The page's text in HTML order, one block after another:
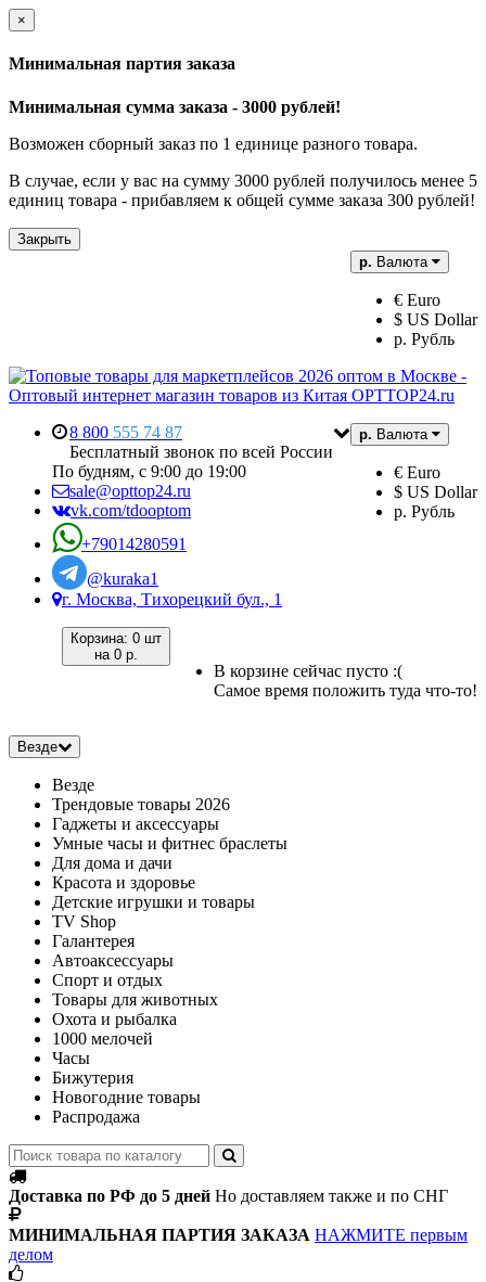
×
Минимальная партия заказа
Минимальная сумма заказа - 3000 рублей!
Возможен сборный заказ по 1 единице разного товара.
В случае, если у вас на сумму 3000 рублей получилось менее 5
единиц товара - прибавляем к общей сумме заказа 300 рублей!
Закрыть
р. Валюта
€ Euro
$ US Dollar
р. Рубль
р. Валюта
€ Euro
$ US Dollar
р. Рубль
8 800 555 74 87
Бесплатный звонок по всей России
По будням, с 9:00 до 19:00
sale@opttop24.ru
vk.com/tdooptom
+79014280591
@kuraka1
г. Москва, Тихорецкий бул., 1
Корзина: 0 шт
на 0 р.
В корзине сейчас пусто :(
Самое время положить туда что-то!
Везде
Везде
Трендовые товары 2026
Гаджеты и аксессуары
Умные часы и фитнес браслеты
Для дома и дачи
Красота и здоровье
Детские игрушки и товары
TV Shop
Галантерея
Автоаксессуары
Спорт и отдых
Товары для животных
Охота и рыбалка
1000 мелочей
Часы
Бижутерия
Новогодние товары
Распродажа
Доставка по РФ до 5 дней Но доставляем также и по СНГ
МИНИМАЛЬНАЯ ПАРТИЯ ЗАКАЗА НАЖМИТЕ первым
делом